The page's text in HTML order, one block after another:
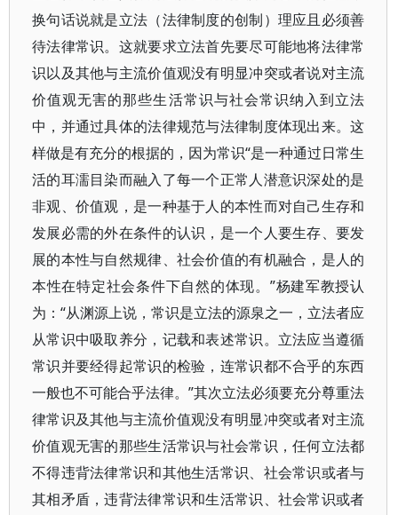
换句话说就是立法（法律制度的创制）理应且必须善
待法律常识。这就要求立法首先要尽可能地将法律常
识以及其他与主流价值观没有明显冲突或者说对主流
价值观无害的那些生活常识与社会常识纳入到立法
中，并通过具体的法律规范与法律制度体现出来。这
样做是有充分的根据的，因为常识“是一种通过日常生
活的耳濡目染而融入了每一个正常人潜意识深处的是
非观、价值观，是一种基于人的本性而对自己生存和
发展必需的外在条件的认识，是一个人要生存、要发
展的本性与自然规律、社会价值的有机融合，是人的
本性在特定社会条件下自然的体现。”杨建军教授认
为：“从渊源上说，常识是立法的源泉之一，立法者应
从常识中吸取养分，记载和表述常识。立法应当遵循
常识并要经得起常识的检验，连常识都不合乎的东西
一般也不可能合乎法律。”其次立法必须要充分尊重法
律常识及其他与主流价值观没有明显冲突或者对主流
价值观无害的那些生活常识与社会常识，任何立法都
不得违背法律常识和其他生活常识、社会常识或者与
其相矛盾，违背法律常识和生活常识、社会常识或者